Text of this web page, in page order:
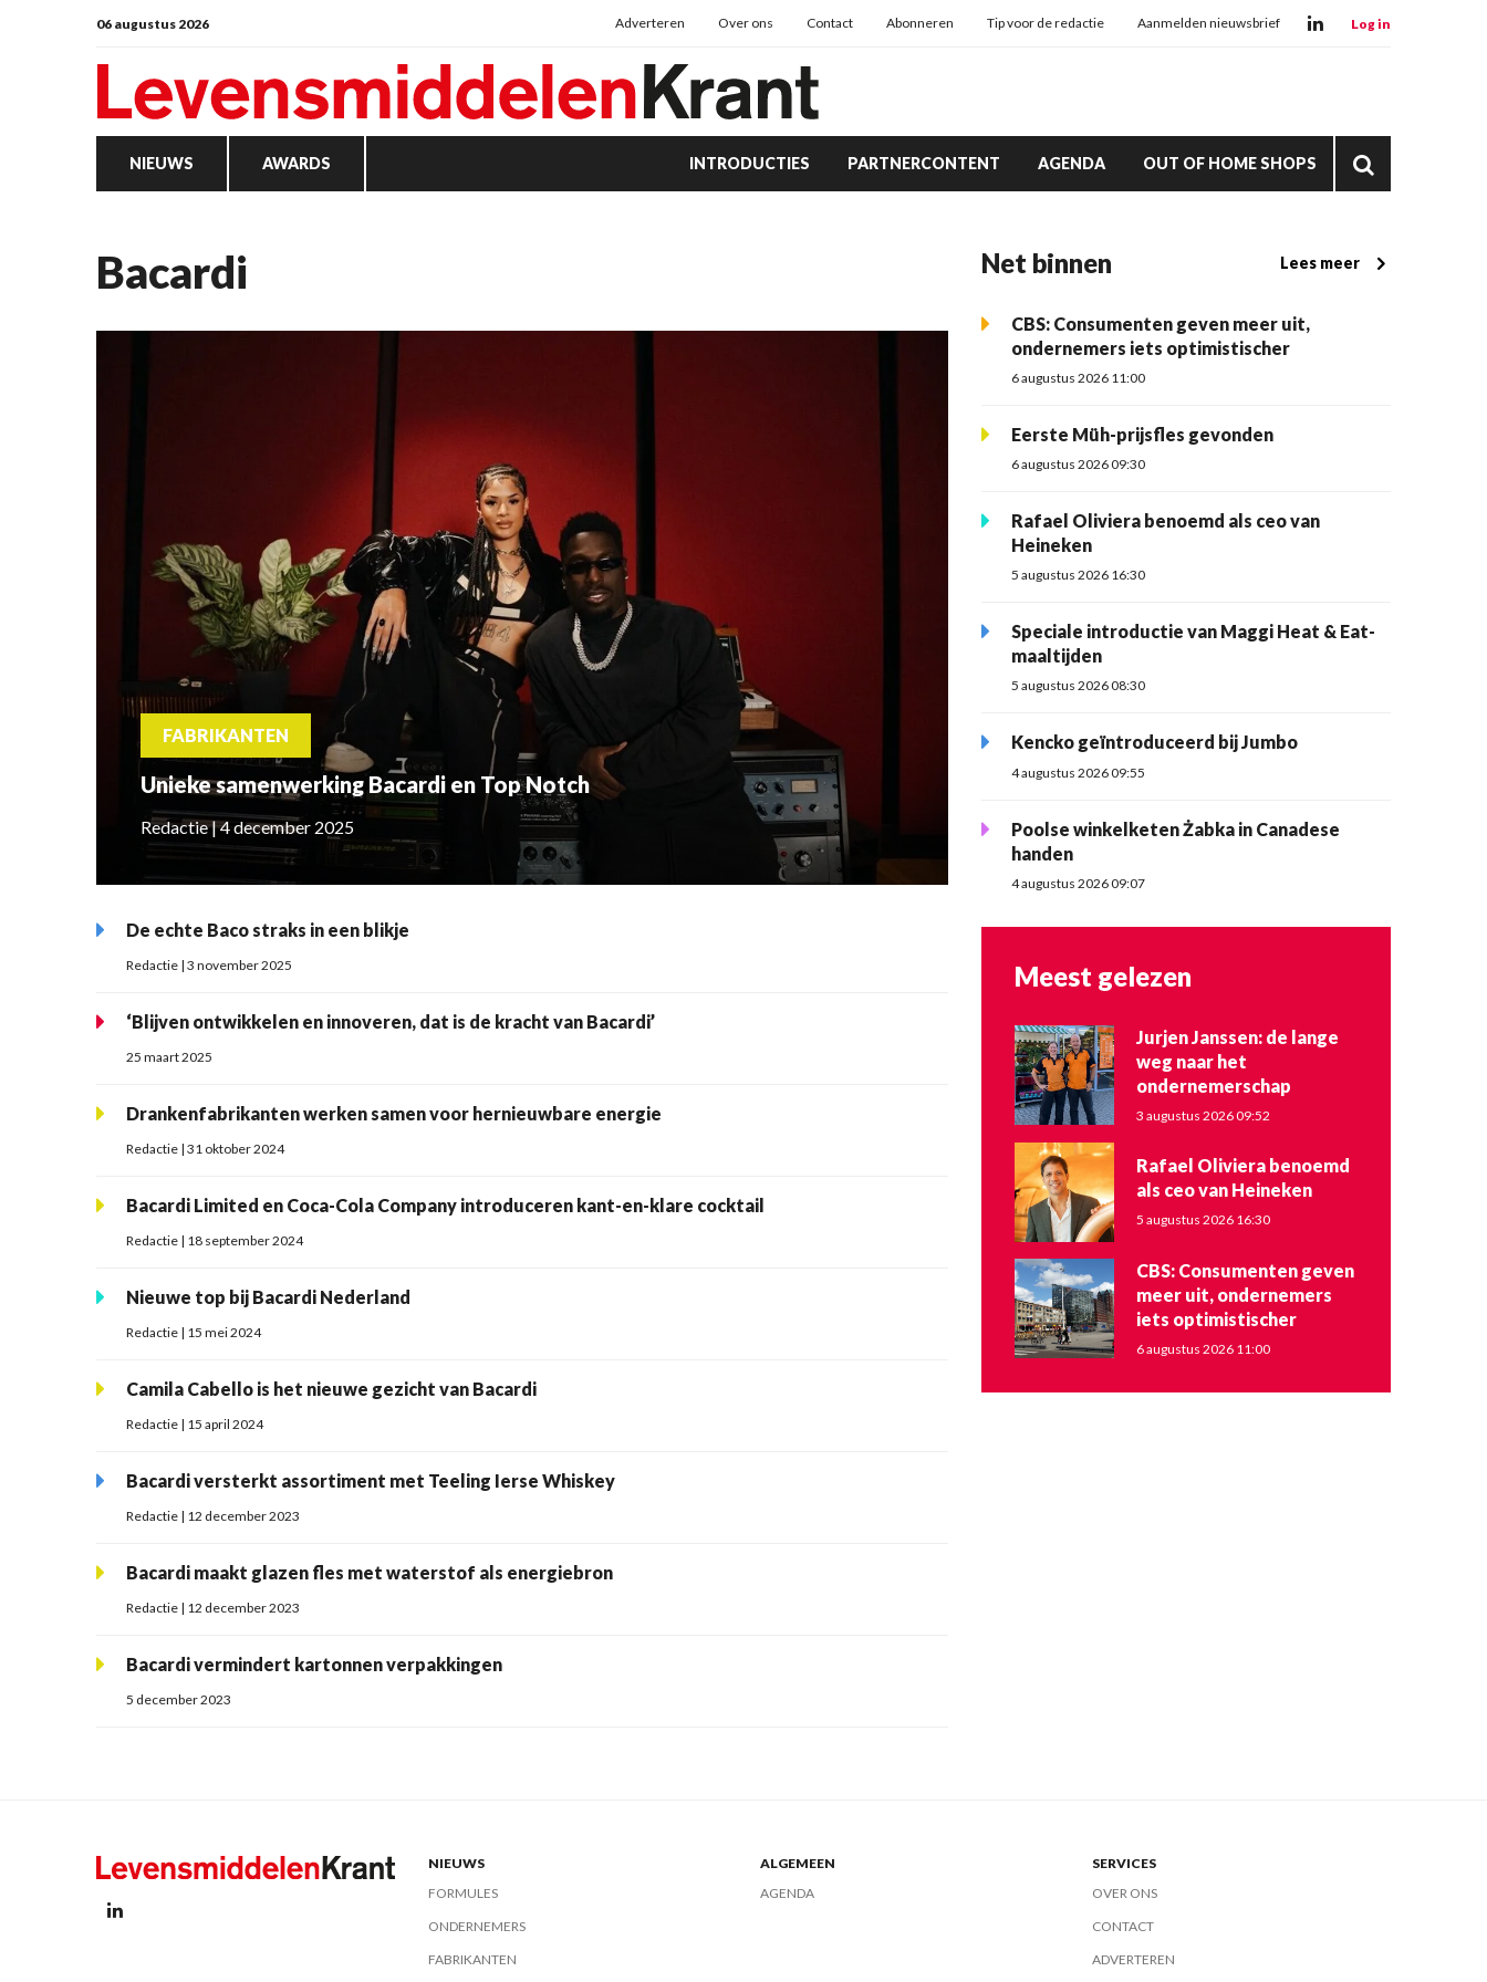
06 augustus 2026 Adverteren Over ons Contact Abonneren Tip voor de redactie Aanmelden nieuwsbrief Log in
NIEUWS AWARDS INTRODUCTIES PARTNERCONTENT AGENDA OUT OF HOME SHOPS
Bacardi
FABRIKANTEN
Unieke samenwerking Bacardi en Top Notch
Redactie | 4 december 2025
De echte Baco straks in een blikje
Redactie | 3 november 2025
‘Blijven ontwikkelen en innoveren, dat is de kracht van Bacardi’
25 maart 2025
Drankenfabrikanten werken samen voor hernieuwbare energie
Redactie | 31 oktober 2024
Bacardi Limited en Coca-Cola Company introduceren kant-en-klare cocktail
Redactie | 18 september 2024
Nieuwe top bij Bacardi Nederland
Redactie | 15 mei 2024
Camila Cabello is het nieuwe gezicht van Bacardi
Redactie | 15 april 2024
Bacardi versterkt assortiment met Teeling Ierse Whiskey
Redactie | 12 december 2023
Bacardi maakt glazen fles met waterstof als energiebron
Redactie | 12 december 2023
Bacardi vermindert kartonnen verpakkingen
5 december 2023
Net binnen Lees meer
CBS: Consumenten geven meer uit,
ondernemers iets optimistischer
6 augustus 2026 11:00
Eerste Müh-prijsfles gevonden
6 augustus 2026 09:30
Rafael Oliviera benoemd als ceo van
Heineken
5 augustus 2026 16:30
Speciale introductie van Maggi Heat & Eat-
maaltijden
5 augustus 2026 08:30
Kencko geïntroduceerd bij Jumbo
4 augustus 2026 09:55
Poolse winkelketen Żabka in Canadese
handen
4 augustus 2026 09:07
Meest gelezen
Jurjen Janssen: de lange
weg naar het
ondernemerschap
3 augustus 2026 09:52
Rafael Oliviera benoemd
als ceo van Heineken
5 augustus 2026 16:30
CBS: Consumenten geven
meer uit, ondernemers
iets optimistischer
6 augustus 2026 11:00
NIEUWS
FORMULES
ONDERNEMERS
FABRIKANTEN
ALGEMEEN
AGENDA
SERVICES
OVER ONS
CONTACT
ADVERTEREN